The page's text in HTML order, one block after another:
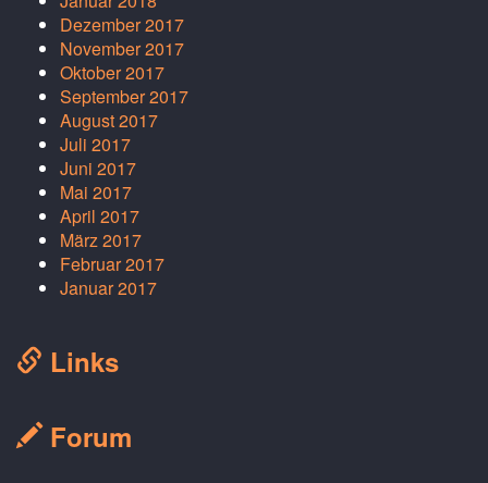
Dezember 2017
November 2017
Oktober 2017
September 2017
August 2017
Juli 2017
Juni 2017
Mai 2017
April 2017
März 2017
Februar 2017
Januar 2017
Links
Forum